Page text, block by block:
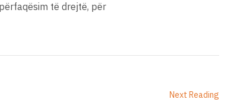
të drejtë, për
Next Reading